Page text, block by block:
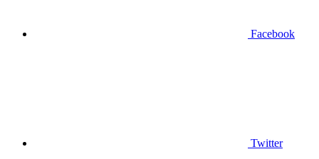
Facebook
Twitter